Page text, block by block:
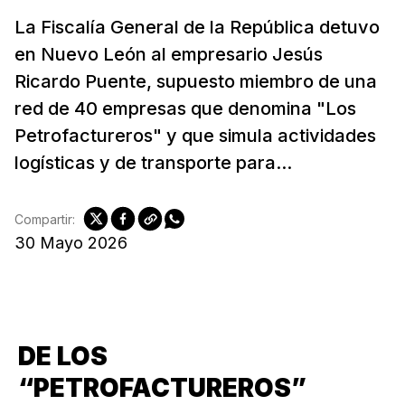
La Fiscalía General de la República detuvo
en Nuevo León al empresario Jesús
Ricardo Puente, supuesto miembro de una
red de 40 empresas que denomina "Los
Petrofactureros" y que simula actividades
logísticas y de transporte para...
30 Mayo 2026
Compartir:
DE LOS
“PETROFACTUREROS”